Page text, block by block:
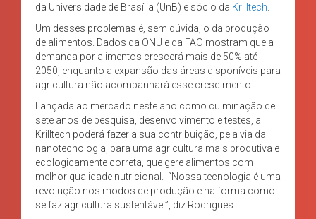
da Universidade de Brasília (UnB) e sócio da Krilltech
Um desses problemas é, sem dúvida, o da produção
de alimentos. Dados da ONU e da FAO mostram que a
demanda por alimentos crescerá mais de 50% até
2050, enquanto a expansão das áreas disponíveis para
agricultura não acompanhará esse crescimento.
Lançada ao mercado neste ano como culminação de
sete anos de pesquisa, desenvolvimento e testes, a
Krilltech poderá fazer a sua contribuição, pela via da
nanotecnologia, para uma agricultura mais produtiva e
ecologicamente correta, que gere alimentos com
melhor qualidade nutricional. “Nossa tecnologia é uma
revolução nos modos de produção e na forma como
se faz agricultura sustentável”, diz Rodrigues.